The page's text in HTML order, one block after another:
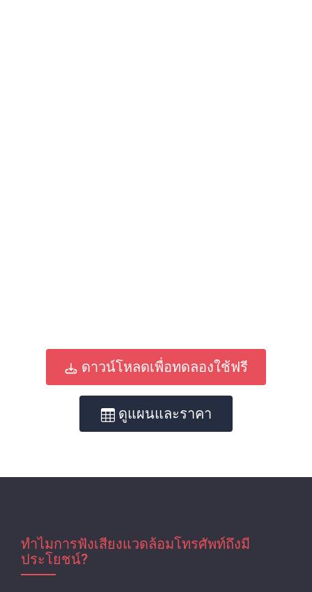
ดาวน์โหลดเพื่อทดลองใช้ฟรี
ดูแผนและราคา
ทําไมการฟังเสียงแวดล้อมโทรศัพท์ถึงมี
ประโยชน์?